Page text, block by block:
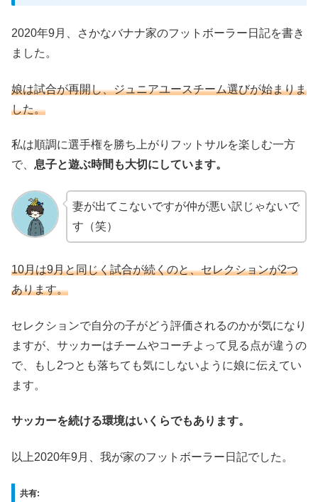
2020年9月、さかなバナナ家のフットボーラー日記を書き
ました。
娘は試合が再開し、ジュニアユースチーム選びが始まりま
した。
私は順調に選手権を勝ち上がりフットサルを楽しむ一方
で、 息子と遊ぶ時間も大切にしています。
妻が出てこないですが仲が悪い訳じゃないで
す（笑）
10月は9月と同じく試合が続くのと、セレクションが2つ
あります。
セレクションで自分の子がどう評価されるのかが気になり
ますが、サッカーはチームやコーチよって見る点が違うの
で、もし2つとも落ちても気にしないように娘に伝えてい
ます。
サッカーを続ける環境はいくらでもあります。
以上2020年9月、我が家のフットボーラー日記でした。
共有: